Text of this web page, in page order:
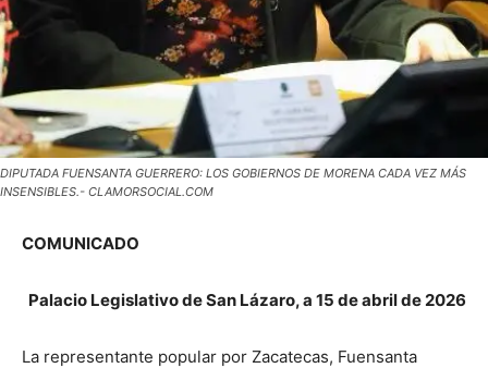
DIPUTADA FUENSANTA GUERRERO: LOS GOBIERNOS DE MORENA CADA VEZ MÁS
INSENSIBLES.- CLAMORSOCIAL.COM
COMUNICADO
Palacio Legislativo de San Lázaro, a 15 de abril de 2026
La representante popular por Zacatecas, Fuensanta